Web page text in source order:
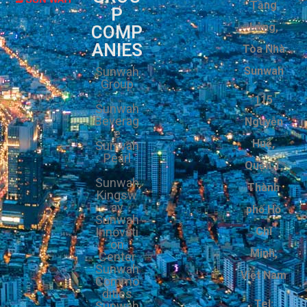
P
COMP
ANIES
Sunwah
Group
Sunwah
Beverag
e
Sunwah
Pearl
Sunwah
Kingsw
ay
Sunwah
Innovati
on
Center
Sunwah
Commo
dities
Tầng
Lửng,
Tòa Nhà
Sunwah
115
Nguyễn
Huệ,
Quận 1,
Thành
phố Hồ
Chí
Minh,
Việt Nam
Tel: